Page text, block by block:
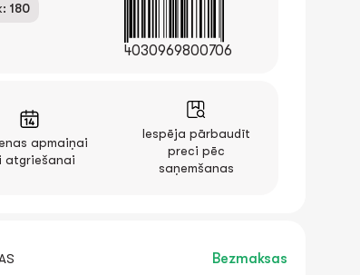
180
4030969800706
apmaiņai
atgriešanai
Iespēja pārbaudīt
preci pēc
saņemšanas
Bezmaksas